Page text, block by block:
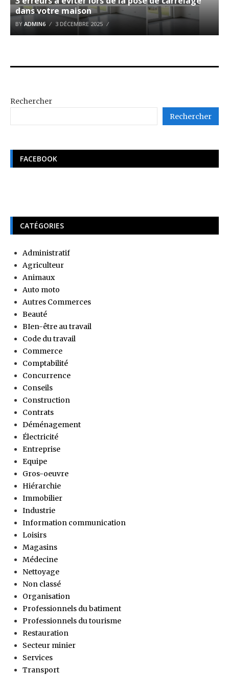
dans votre maison
BY ADMIN6 3 DÉCEMBRE 2025
Rechercher
Rechercher
FACEBOOK
CATÉGORIES
Administratif
Agriculteur
Animaux
Auto moto
Autres Commerces
Beauté
BIen-être au travail
Code du travail
Commerce
Comptabilité
Concurrence
Conseils
Construction
Contrats
Déménagement
Électricité
Entreprise
Equipe
Gros-oeuvre
Hiérarchie
Immobilier
Industrie
Information communication
Loisirs
Magasins
Médecine
Nettoyage
Non classé
Organisation
Professionnels du batiment
Professionnels du tourisme
Restauration
Secteur minier
Services
Transport